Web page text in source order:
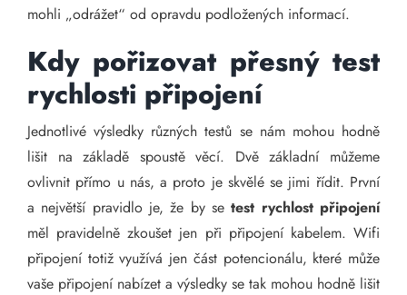
mohli „odrážet“ od opravdu podložených informací.
Kdy pořizovat přesný test
rychlosti připojení
Jednotlivé výsledky různých testů se nám mohou hodně
lišit na základě spoustě věcí. Dvě základní můžeme
ovlivnit přímo u nás, a proto je skvělé se jimi řídit. První
a největší pravidlo je, že by setest rychlost připojení
měl pravidelně zkoušet jen při připojení kabelem. Wifi
připojení totiž využívá jen část potencionálu, které může
vaše připojení nabízet a výsledky se tak mohou hodně lišit